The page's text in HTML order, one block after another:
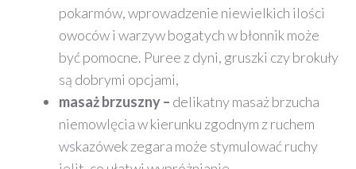
pokarmów, wprowadzenie niewielkich ilości
owoców i warzyw bogatych w błonnik może
być pomocne. Puree z dyni, gruszki czy brokuły
są dobrymi opcjami,
masaż brzuszny – delikatny masaż brzucha
niemowlęcia w kierunku zgodnym z ruchem
wskazówek zegara może stymulować ruchy